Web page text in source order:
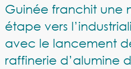
Guinée franchit une
étape vers
avec le lancement
raffinerie d’alumine